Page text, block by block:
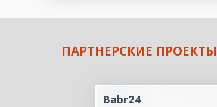
ПАРТНЕРСКИЕ ПРОЕКТЫ
Babr24